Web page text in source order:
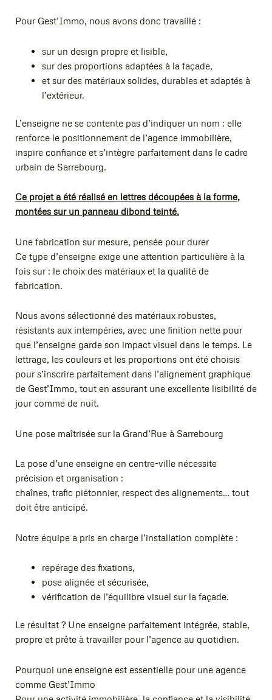
Pour Gest’Immo, nous avons donc travaillé :
sur un design propre et lisible,
sur des proportions adaptées à la façade,
et sur des matériaux solides, durables et adaptés à
l’extérieur.
L’enseigne ne se contente pas d’indiquer un nom : elle
renforce le positionnement de l’agence immobilière,
inspire confiance et s’intègre parfaitement dans le cadre
urbain de Sarrebourg.
Ce projet a été réalisé en lettres découpées à la forme,
montées sur un panneau dibond teinté.
Une fabrication sur mesure, pensée pour durer
Ce type d’enseigne exige une attention particulière à la
fois sur : le choix des matériaux et la qualité de
fabrication.
Nous avons sélectionné des matériaux robustes,
résistants aux intempéries, avec une finition nette pour
que l’enseigne garde son impact visuel dans le temps. Le
lettrage, les couleurs et les proportions ont été choisis
pour s’inscrire parfaitement dans l’alignement graphique
de Gest’Immo, tout en assurant une excellente lisibilité de
jour comme de nuit.
Une pose maîtrisée sur la Grand’Rue à Sarrebourg
La pose d’une enseigne en centre-ville nécessite
précision et organisation :
chaînes, trafic piétonnier, respect des alignements… tout
doit être anticipé.
Notre équipe a pris en charge l’installation complète :
repérage des fixations,
pose alignée et sécurisée,
vérification de l’équilibre visuel sur la façade.
Le résultat ? Une enseigne parfaitement intégrée, stable,
propre et prête à travailler pour l’agence au quotidien.
Pourquoi une enseigne est essentielle pour une agence
comme Gest’Immo